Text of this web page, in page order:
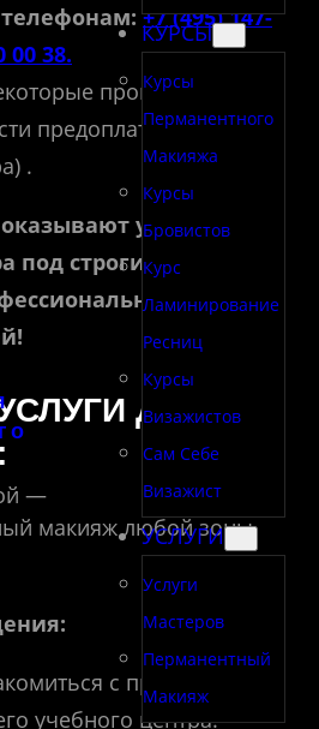
—
КУРСЫ
Курсы
Перманентного
Макияжа
Курсы
Бровистов
Курс
Ламинирование
Ресниц
Курсы
Визажистов
Сам Себе
Визажист
УСЛУГИ
Услуги
Мастеров
Перманентный
Макияж
+7 (495) 147-
00 38.
процедуры
предоплату(уточняйте
.
ученики
под строгим
ДЛЯ
макияж любой зоны
с правилами
учебного центра: